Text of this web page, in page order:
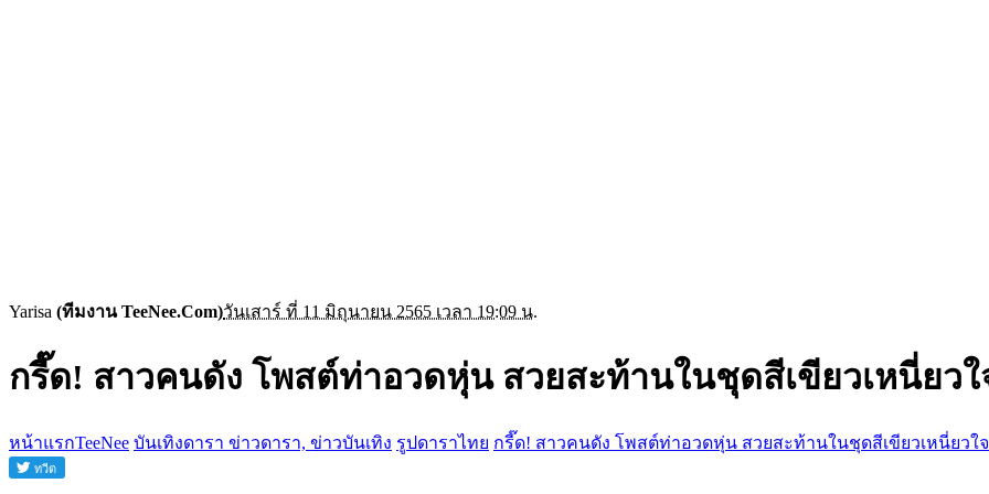
Yarisa (ทีมงาน TeeNee.Com)วันเสาร์ ที่ 11 มิถุนายน 2565 เวลา 19:09 น.
กรี๊ด! สาวคนดัง โพสต์ท่าอวดหุ่น สวยสะท้านในชุดสีเขียวเหนี่ยวใ
หน้าแรกTeeNee บันเทิงดารา ข่าวดารา, ข่าวบันเทิง รูปดาราไทย กรี๊ด! สาวคนดัง โพสต์ท่าอวดหุ่น สวยสะท้านในชุดสีเขียวเหนี่ยวใจ